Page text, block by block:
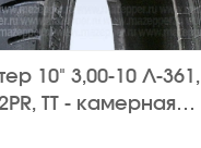
10" 3,00-10 Л-361,
ТТ - камерная
камеры)